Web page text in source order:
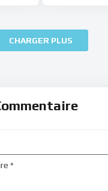
CHARGER PLUS